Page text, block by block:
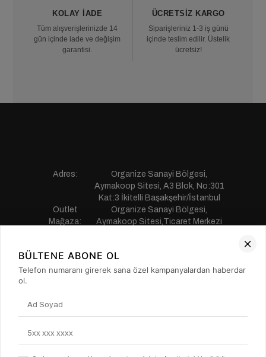
KOLAY İADE
Tüm alışverişlerinizde 14
gün içinde iade ve değişim
garantisi.
ÜCRETSIZ KARGO
Siparişleriniz 1-3 iş günü
içinde teslim edilir. Üstelik
ücretsiz!
Adres:
Organize Sanayi Bölgesi,
Aymakoop Sitesi, A3 Blok, No:301
Kat:3 İkitelli Başakşehir/İstanbul
Outlet
Mağaza:
Organize Sanayi Bölgesi,
Aymakoop Sitesi,Ticaret Merkezi
Telefon:
0850 441 55 77
E-mail:
musterihizmetleri@saillakers.com.tr
MÜŞTERİ HİZMETLERİ
BÜLTENE ABONE OL
Telefon numaranı girerek sana özel kampanyalardan haberdar
ol.